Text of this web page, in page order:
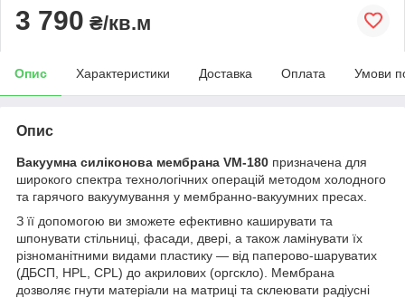
3 790 ₴/кв.м
Опис Характеристики Доставка Оплата Умови
Опис
Вакуумна силіконова мембрана VM-180 призначена для
широкого спектра технологічних операцій методом холодного
та гарячого вакуумування у мембранно-вакуумних пресах.
З її допомогою ви зможете ефективно каширувати та
шпонувати стільниці, фасади, двері, а також ламінувати їх
різноманітними видами пластику — від паперово-шаруватих
(ДБСП, HPL, CPL) до акрилових (оргскло). Мембрана
дозволяє гнути матеріали на матриці та склеювати радіусні